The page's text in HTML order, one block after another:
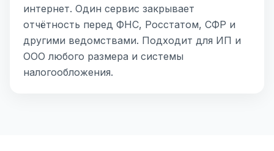
интернет. Один сервис закрывает
отчётность перед ФНС, Росстатом, СФР и
другими ведомствами. Подходит для ИП и
ООО любого размера и системы
налогообложения.